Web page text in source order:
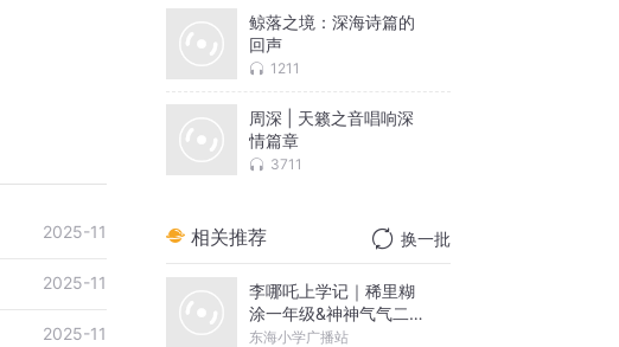
2025-11
2025-11
2025-11
鲸落之境：深海诗篇的
回声
1211
周深 | 天籁之音唱响深
情篇章
3711
相关推荐 换一批
李哪吒上学记｜稀里糊
涂一年级&神神气气二年
级
东海小学广播站